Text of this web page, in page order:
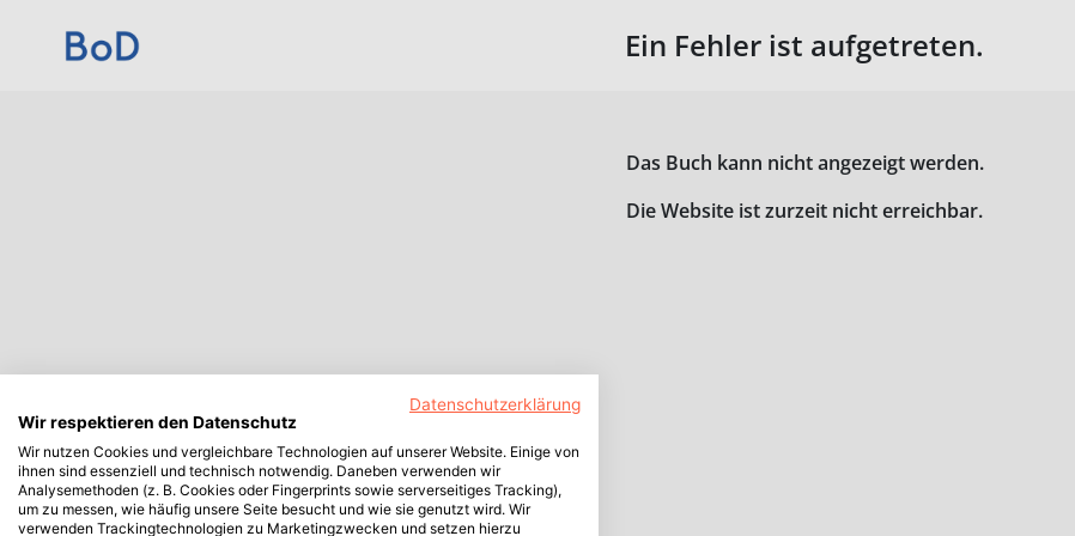
Ein Fehler ist aufgetreten.
Das Buch kann nicht angezeigt werden.
Die Website ist zurzeit nicht erreichbar.
Datenschutzerklärung
Wir respektieren den Datenschutz
Wir nutzen Cookies und vergleichbare Technologien auf unserer Website. Einige von
ihnen sind essenziell und technisch notwendig. Daneben verwenden wir
Analysemethoden (z. B. Cookies oder Fingerprints sowie serverseitiges Tracking),
um zu messen, wie häufig unsere Seite besucht und wie sie genutzt wird. Wir
verwenden Trackingtechnologien zu Marketingzwecken und setzen hierzu